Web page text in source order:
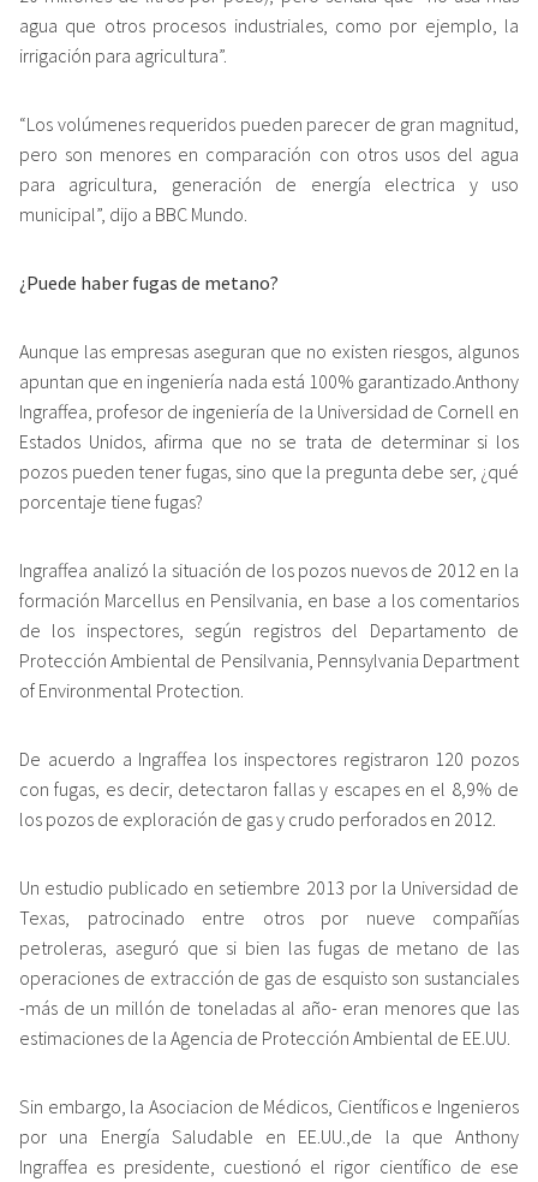
agua que otros procesos industriales, como por ejemplo, la
irrigación para agricultura”.
“Los volúmenes requeridos pueden parecer de gran magnitud,
pero son menores en comparación con otros usos del agua
para agricultura, generación de energía electrica y uso
municipal”, dijo a BBC Mundo.
¿Puede haber fugas de metano?
Aunque las empresas aseguran que no existen riesgos, algunos
apuntan que en ingeniería nada está 100% garantizado.Anthony
Ingraffea, profesor de ingeniería de la Universidad de Cornell en
Estados Unidos, afirma que no se trata de determinar si los
pozos pueden tener fugas, sino que la pregunta debe ser, ¿qué
porcentaje tiene fugas?
Ingraffea analizó la situación de los pozos nuevos de 2012 en la
formación Marcellus en Pensilvania, en base a los comentarios
de los inspectores, según registros del Departamento de
Protección Ambiental de Pensilvania, Pennsylvania Department
of Environmental Protection.
De acuerdo a Ingraffea los inspectores registraron 120 pozos
con fugas, es decir, detectaron fallas y escapes en el 8,9% de
los pozos de exploración de gas y crudo perforados en 2012.
Un estudio publicado en setiembre 2013 por la Universidad de
Texas, patrocinado entre otros por nueve compañías
petroleras, aseguró que si bien las fugas de metano de las
operaciones de extracción de gas de esquisto son sustanciales
-más de un millón de toneladas al año- eran menores que las
estimaciones de la Agencia de Protección Ambiental de EE.UU.
Sin embargo, la Asociacion de Médicos, Científicos e Ingenieros
por una Energía Saludable en EE.UU.,de la que Anthony
Ingraffea es presidente, cuestionó el rigor científico de ese